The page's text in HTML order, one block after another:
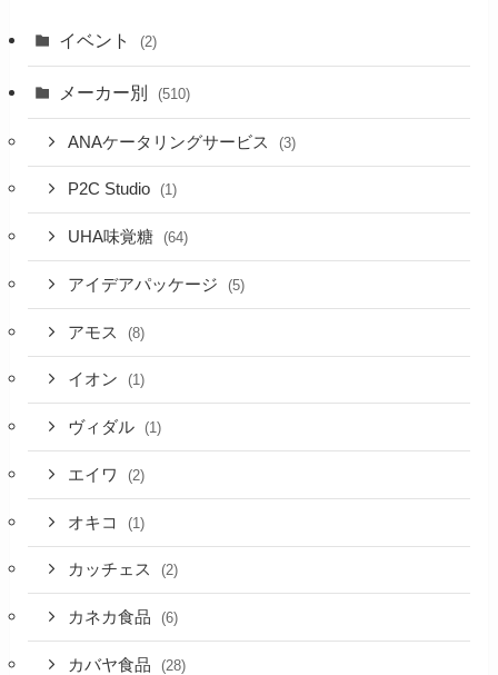
イベント (2)
メーカー別 (510)
ANAケータリングサービス (3)
P2C Studio (1)
UHA味覚糖 (64)
アイデアパッケージ (5)
アモス (8)
イオン (1)
ヴィダル (1)
エイワ (2)
オキコ (1)
カッチェス (2)
カネカ食品 (6)
カバヤ食品 (28)